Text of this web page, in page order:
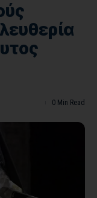
0 Min Read